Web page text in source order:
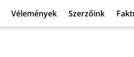
Vélemények Szerzőink